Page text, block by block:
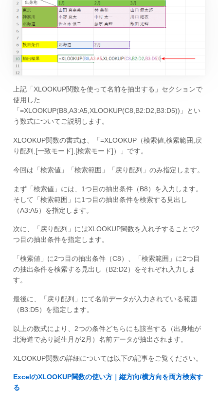
上記「XLOOKUP関数を使って名前を抽出する」セクションで
使用した
「=XLOOKUP(B8,A3:A5,XLOOKUP(C8,B2:D2,B3:D5))」とい
う数式についてご説明します。
XLOOKUP関数の書式は、「=XLOOKUP（検索値,検索範囲,戻
り配列,[一致モード],[検索モード]）」です。
今回は「検索値」「検索範囲」「戻り配列」のみ指定します。
まず「検索値」には、1つ目の抽出条件（B8）を入力します。
そして「検索範囲」に1つ目の抽出条件を検索する見出し
（A3:A5）を指定します。
次に、「戻り配列」にはXLOOKUP関数を入れ子することで2
つ目の抽出条件を指定します。
「検索値」に2つ目の抽出条件（C8）、「検索範囲」に2つ目
の抽出条件を検索する見出し（B2:D2）をそれぞれ入力しま
す。
最後に、「戻り配列」にて名前データが入力されている範囲
（B3:D5）を指定します。
以上の数式により、2つの条件どちらにも該当する（出身地が
北海道であり誕生月が2月）名前データが抽出されます。
XLOOKUP関数の詳細については以下の記事をご覧ください。
ExcelのXLOOKUP関数の使い方｜縦方向/横方向を両方検索す
る